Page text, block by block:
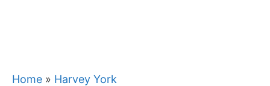
Home » Harvey York